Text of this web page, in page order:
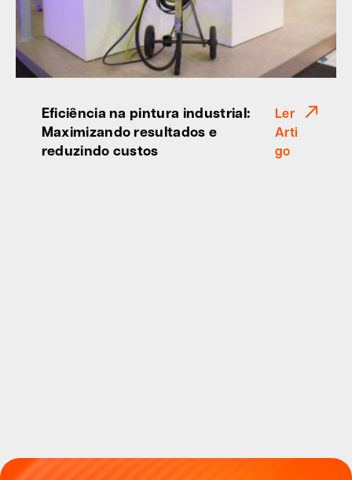
Eficiência na pintura industrial:
Maximizando resultados e
reduzindo custos
Ler
Arti
go